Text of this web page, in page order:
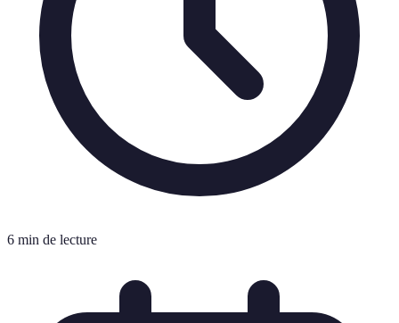
6 min de lecture